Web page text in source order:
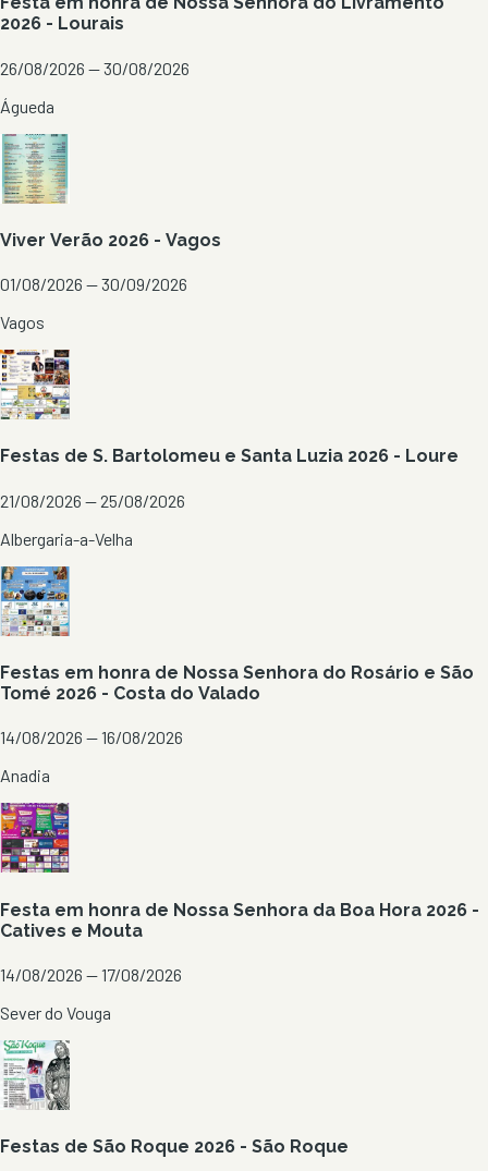
2026 - Lourais
26/08/2026 — 30/08/2026
Águeda
Viver Verão 2026 - Vagos
01/08/2026 — 30/09/2026
Vagos
Festas de S. Bartolomeu e Santa Luzia 2026 - Loure
21/08/2026 — 25/08/2026
Albergaria-a-Velha
Festas em honra de Nossa Senhora do Rosário e São
Tomé 2026 - Costa do Valado
14/08/2026 — 16/08/2026
Anadia
Festa em honra de Nossa Senhora da Boa Hora 2026 -
Catives e Mouta
14/08/2026 — 17/08/2026
Sever do Vouga
Festas de São Roque 2026 - São Roque